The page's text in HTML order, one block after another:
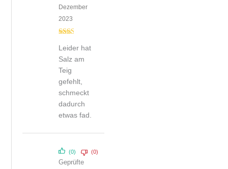
ertet
mit
von
5
Dezember
2023
Leider hat
Salz am
Teig
gefehlt,
schmeckt
dadurch
etwas fad.
(0) (0)
Geprüfte